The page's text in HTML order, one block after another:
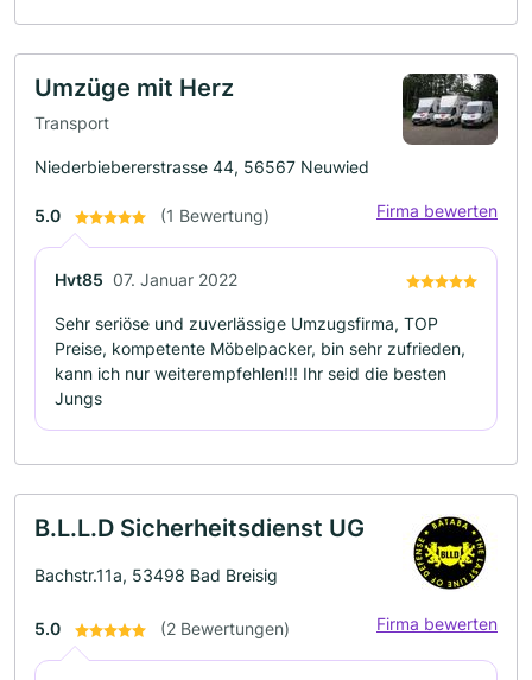
Umzüge mit Herz
Transport
Niederbiebererstrasse 44, 56567 Neuwied
5.0 (1 Bewertung) Firma bewerten
Hvt85 07. Januar 2022
Sehr seriöse und zuverlässige Umzugsfirma, TOP
Preise, kompetente Möbelpacker, bin sehr zufrieden,
kann ich nur weiterempfehlen!!! Ihr seid die besten
Jungs
B.L.L.D Sicherheitsdienst UG
Bachstr.11a, 53498 Bad Breisig
5.0 (2 Bewertungen) Firma bewerten